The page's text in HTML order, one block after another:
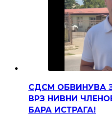
СДСМ ОБВИНУВА
ВРЗ НИВНИ
БАРА ИСТРАГА!